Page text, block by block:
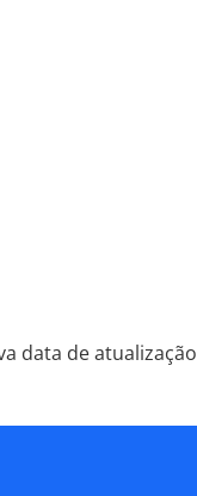
data de atualização